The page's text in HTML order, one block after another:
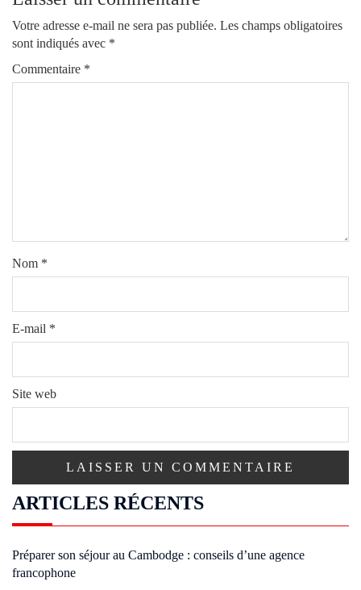
Votre adresse e-mail ne sera pas publiée. Les champs obligatoires
sont indiqués avec *
Commentaire *
Nom *
E-mail *
Site web
ARTICLES RÉCENTS
Préparer son séjour au Cambodge : conseils d’une agence
francophone